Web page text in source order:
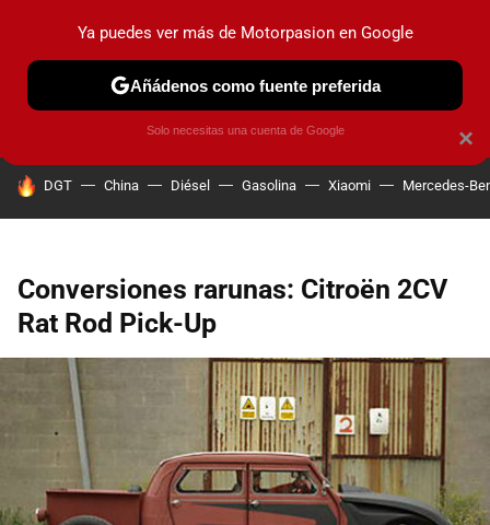
PRUEBAS COCHES ELÉCTRICOS OBSERVATORIO
HOY SE HABLA DE
DGT China Diésel Gasolina Xiaomi Mercedes-
Conversiones rarunas: Citroën 2CV
Rat Rod Pick-Up
×
Ya puedes ver más de Motorpasion en Google
Añádenos como fuente preferida
Solo necesitas una cuenta de Google